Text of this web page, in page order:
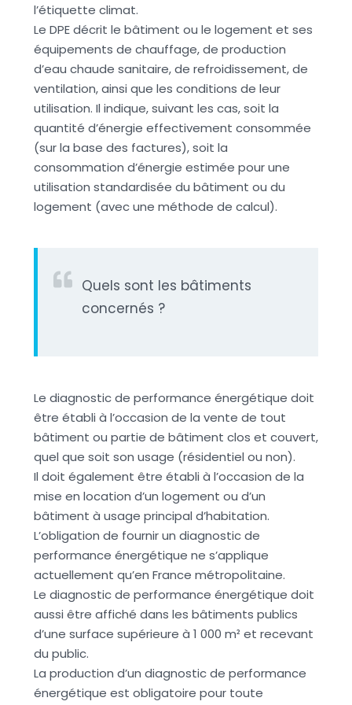
l’étiquette climat.
Le DPE décrit le bâtiment ou le logement et ses
équipements de chauffage, de production
d’eau chaude sanitaire, de refroidissement, de
ventilation, ainsi que les conditions de leur
utilisation. Il indique, suivant les cas, soit la
quantité d’énergie effectivement consommée
(sur la base des factures), soit la
consommation d’énergie estimée pour une
utilisation standardisée du bâtiment ou du
logement (avec une méthode de calcul).
Quels sont les bâtiments
concernés ?
Le diagnostic de performance énergétique doit
être établi à l’occasion de la vente de tout
bâtiment ou partie de bâtiment clos et couvert,
quel que soit son usage (résidentiel ou non).
Il doit également être établi à l’occasion de la
mise en location d’un logement ou d’un
bâtiment à usage principal d’habitation.
L’obligation de fournir un diagnostic de
performance énergétique ne s’applique
actuellement qu’en France métropolitaine.
Le diagnostic de performance énergétique doit
aussi être affiché dans les bâtiments publics
d’une surface supérieure à 1 000 m² et recevant
du public.
La production d’un diagnostic de performance
énergétique est obligatoire pour toute